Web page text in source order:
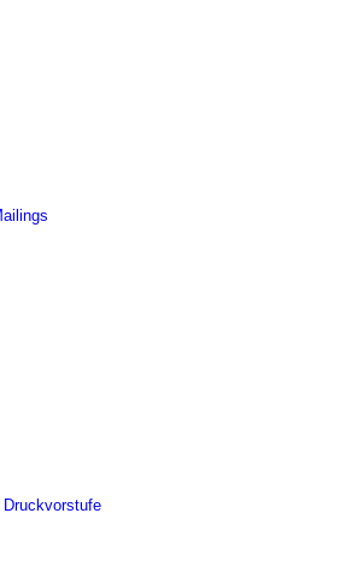
Druckvorstufe